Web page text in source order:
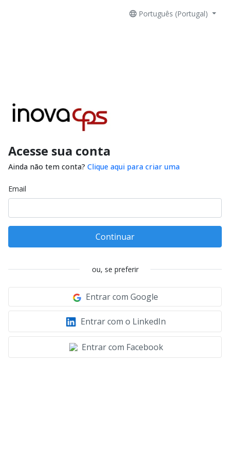
Português (Portugal)
Acesse sua conta
Ainda não tem conta? Clique aqui para criar uma
Email
Continuar
ou, se preferir
Entrar com Google
Entrar com o LinkedIn
Entrar com Facebook